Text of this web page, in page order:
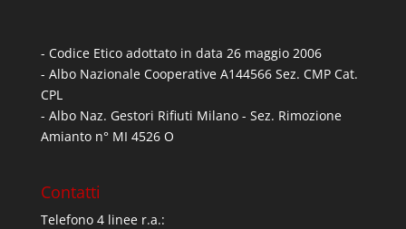
- Codice Etico adottato in data 26 maggio 2006
- Albo Nazionale Cooperative A144566 Sez. CMP Cat.
CPL
- Albo Naz. Gestori Rifiuti Milano - Sez. Rimozione
Amianto n° MI 4526 O
Contatti
Telefono 4 linee r.a.: